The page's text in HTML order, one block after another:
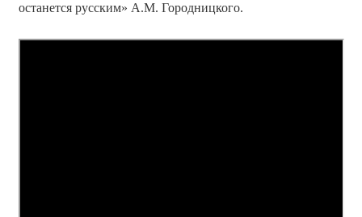
останется русским» А.М. Городницкого.